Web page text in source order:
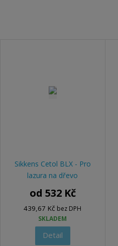
Sikkens Cetol BLX - Pro
lazura na dřevo
od 532 Kč
439,67 Kč bez DPH
SKLADEM
Detail